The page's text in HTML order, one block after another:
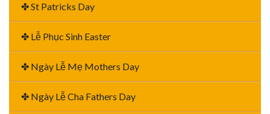
✤ St Patricks Day
✤ Lễ Phục Sinh Easter
✤ Ngày Lễ Mẹ Mothers Day
✤ Ngày Lễ Cha Fathers Day